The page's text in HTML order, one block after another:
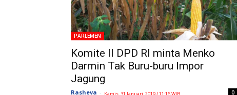
PARLEMEN
Komite II DPD RI minta Menko
Darmin Tak Buru-buru Impor
Jagung
Rasheva - Kamis, 31 Januari, 2019 / 11:16 WIB 0